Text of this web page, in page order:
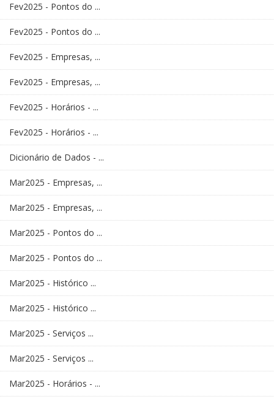
Fev2025 - Pontos do ...
Fev2025 - Pontos do ...
Fev2025 - Empresas, ...
Fev2025 - Empresas, ...
Fev2025 - Horários - ...
Fev2025 - Horários - ...
Dicionário de Dados - ...
Mar2025 - Empresas, ...
Mar2025 - Empresas, ...
Mar2025 - Pontos do ...
Mar2025 - Pontos do ...
Mar2025 - Histórico ...
Mar2025 - Histórico ...
Mar2025 - Serviços ...
Mar2025 - Serviços ...
Mar2025 - Horários - ...